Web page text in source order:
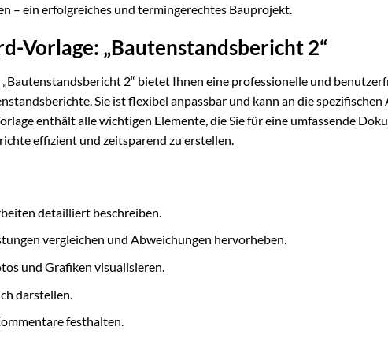
– ein erfolgreiches und termingerechtes Bauprojekt.
Vorlage: „Bautenstandsbericht 2“
2“ bietet Ihnen eine professionelle und
Sie ist flexibel anpassbar und kann an die
enthält alle wichtigen Elemente, die Sie für eine umfassende
effizient und zeitsparend zu erstellen.
detailliert beschreiben.
vergleichen und Abweichungen hervorheben.
und Grafiken visualisieren.
darstellen.
festhalten.